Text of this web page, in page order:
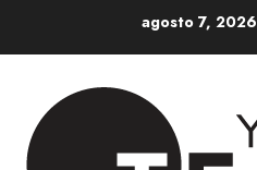
agosto 7, 2026